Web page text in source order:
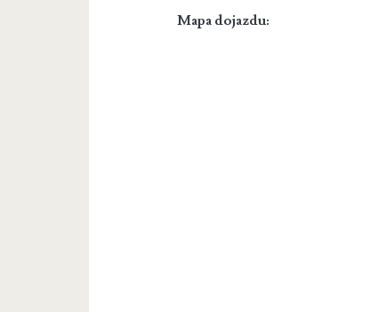
Mapa dojazdu: